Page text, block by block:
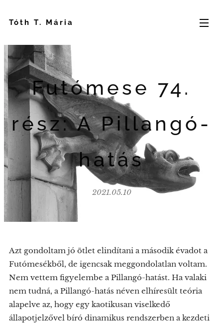
Tóth T. Mária
Futómese 74.
rész: A Pillangó-
hatás
2021.05.10
Azt gondoltam jó ötlet elindítani a második évadot a
Futómesékből, de igencsak meggondolatlan voltam.
Nem vettem figyelembe a Pillangó-hatást. Ha valaki
nem tudná, a Pillangó-hatás néven elhíresült teória
alapelve az, hogy egy kaotikusan viselkedő
állapotjelzővel bíró dinamikus rendszerben a kezdeti